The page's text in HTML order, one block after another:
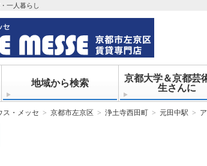
一人暮らし
地域から検索 京都大学＆京都芸
生さんに
ス・メッセ 京都市左京区 浄土寺西田町 元田中駅